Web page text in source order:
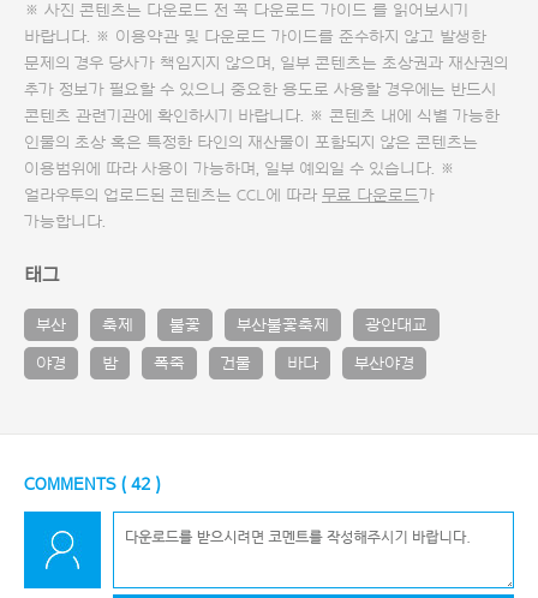
※ 사진 콘텐츠는 다운로드 전 꼭 다운로드 가이드 를 읽어보시기
바랍니다. ※ 이용약관 및 다운로드 가이드를 준수하지 않고 발생한
문제의 경우 당사가 책임지지 않으며, 일부 콘텐츠는 초상권과 재산권의
추가 정보가 필요할 수 있으니 중요한 용도로 사용할 경우에는 반드시
콘텐츠 관련기관에 확인하시기 바랍니다. ※ 콘텐츠 내에 식별 가능한
인물의 초상 혹은 특정한 타인의 재산물이 포함되지 않은 콘텐츠는
이용범위에 따라 사용이 가능하며, 일부 예외일 수 있습니다. ※
얼라우투의 업로드된 콘텐츠는 CCL에 따라 무료 다운로드가
가능합니다.
태그
부산 축제 불꽃 부산불꽃축제 광안대교
야경 밤 폭죽 건물 바다 부산야경
COMMENTS ( 42 )